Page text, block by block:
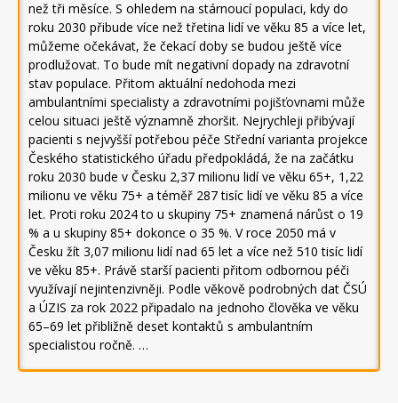
než tři měsíce. S ohledem na stárnoucí populaci, kdy do
roku 2030 přibude více než třetina lidí ve věku 85 a více let,
můžeme očekávat, že čekací doby se budou ještě více
prodlužovat. To bude mít negativní dopady na zdravotní
stav populace. Přitom aktuální nedohoda mezi
ambulantními specialisty a zdravotními pojišťovnami může
celou situaci ještě významně zhoršit. Nejrychleji přibývají
pacienti s nejvyšší potřebou péče Střední varianta projekce
Českého statistického úřadu předpokládá, že na začátku
roku 2030 bude v Česku 2,37 milionu lidí ve věku 65+, 1,22
milionu ve věku 75+ a téměř 287 tisíc lidí ve věku 85 a více
let. Proti roku 2024 to u skupiny 75+ znamená nárůst o 19
% a u skupiny 85+ dokonce o 35 %. V roce 2050 má v
Česku žít 3,07 milionu lidí nad 65 let a více než 510 tisíc lidí
ve věku 85+. Právě starší pacienti přitom odbornou péči
využívají nejintenzivněji. Podle věkově podrobných dat ČSÚ
a ÚZIS za rok 2022 připadalo na jednoho člověka ve věku
65–69 let přibližně deset kontaktů s ambulantním
specialistou ročně. …